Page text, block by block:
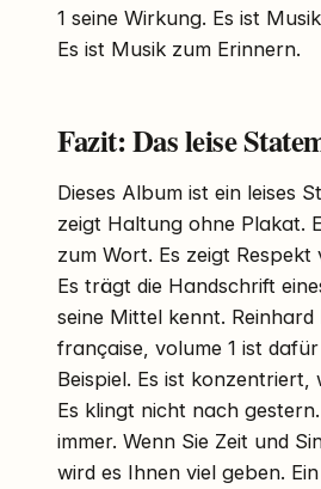
1 seine Wirkung. Es ist
Es ist Musik zum Erinnern.
Fazit: Das leise
Dieses Album ist ein leises
zeigt Haltung ohne Plakat.
zum Wort. Es zeigt Respekt
Es trägt die Handschrift
seine Mittel kennt. Reinhard
française, volume 1 ist
Beispiel. Es ist konzentriert,
Es klingt nicht nach
immer. Wenn Sie Zeit und
wird es Ihnen viel geben.